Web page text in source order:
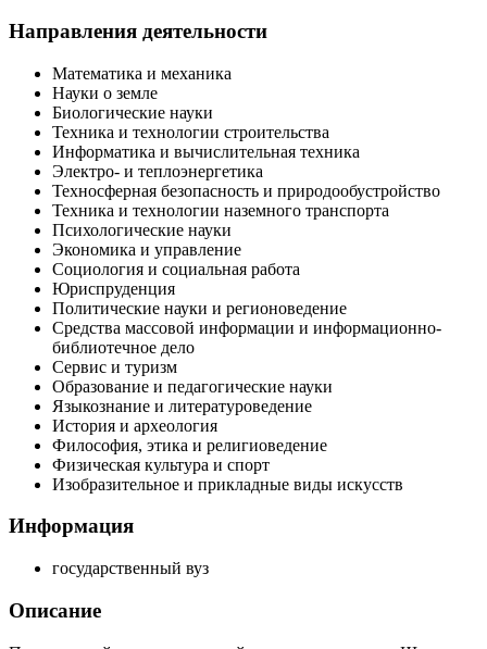
Направления деятельности
Математика и механика
Науки о земле
Биологические науки
Техника и технологии строительства
Информатика и вычислительная техника
Электро- и теплоэнергетика
Техносферная безопасность и природообустройство
Техника и технологии наземного транспорта
Психологические науки
Экономика и управление
Социология и социальная работа
Юриспруденция
Политические науки и регионоведение
Средства массовой информации и информационно-
библиотечное дело
Сервис и туризм
Образование и педагогические науки
Языкознание и литературоведение
История и археология
Философия, этика и религиоведение
Физическая культура и спорт
Изобразительное и прикладные виды искусств
Информация
государственный вуз
Описание